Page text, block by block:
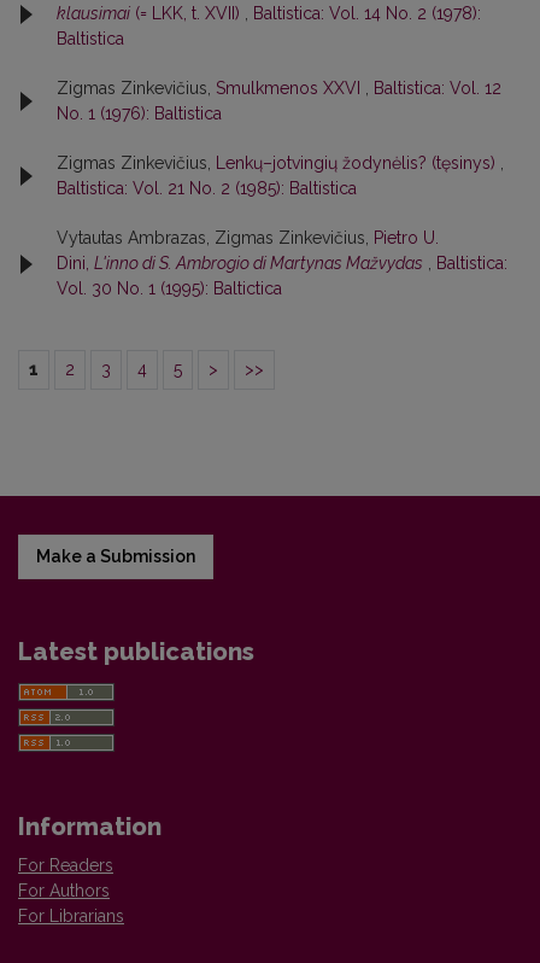
klausimai (= LKK, t. XVII) , Baltistica: Vol. 14 No. 2 (1978):
Baltistica
Zigmas Zinkevičius, Smulkmenos XXVI , Baltistica: Vol. 12
No. 1 (1976): Baltistica
Zigmas Zinkevičius, Lenkų–jotvingių žodynėlis? (tęsinys) ,
Baltistica: Vol. 21 No. 2 (1985): Baltistica
Vytautas Ambrazas, Zigmas Zinkevičius, Pietro U.
Dini, L'inno di S. Ambrogio di Martynas Mažvydas , Baltistica:
Vol. 30 No. 1 (1995): Baltictica
1 2 3 4 5 > >>
Make a Submission
Latest publications
Information
For Readers
For Authors
For Librarians